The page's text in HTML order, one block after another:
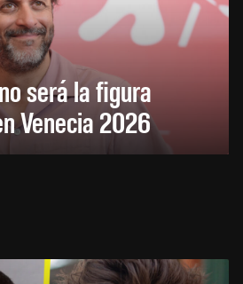
será la figura
Venecia 2026